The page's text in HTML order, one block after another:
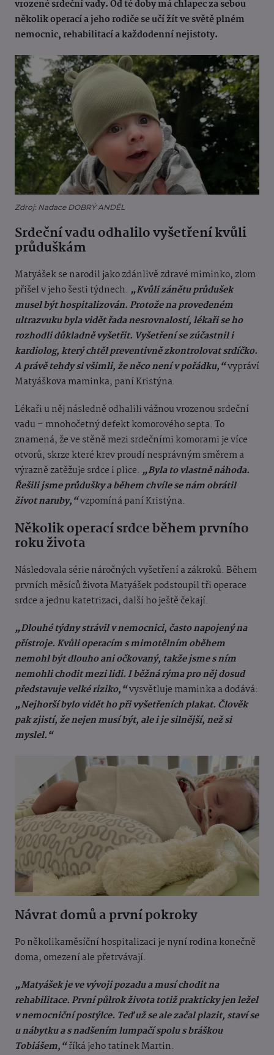
vrozené srdeční vady. Od té doby má chlapec za sebou
několik operací a jeho rodiče se učí žít ve světě plném
nemocnic, rehabilitací a každodenní nejistoty.
Zdroj: Nadace DOBRÝ ANDĚL
Srdeční vadu odhalilo vyšetření kvůli
průduškám
Matyášek se narodil jako zdánlivě zdravé miminko, zlom
přišel v jeho šesti týdnech. „Kvůli zánětu průdušek
musel být hospitalizován. Protože na provedeném
ultrazvuku byla vidět řada nesrovnalostí, lékaři se ho
rozhodli důkladně vyšetřit. Vyšetření se zúčastnil i
kardiolog, který chtěl preventivně zkontrolovat srdíčko.
A právě tehdy si všimli, že něco není v pořádku,“vypráví
Matyáškova maminka, paní Kristýna.
Lékaři u něj následně odhalili vážnou vrozenou srdeční
vadu – mnohočetný defekt komorového septa. To
znamená, že ve stěně mezi srdečními komorami je více
otvorů, skrze které krev proudí nesprávným směrem a
výrazně zatěžuje srdce i plíce. „Byla to vlastně náhoda.
Řešili jsme průdušky a během chvíle se nám obrátil
život naruby,“vzpomíná paní Kristýna.
Několik operací srdce během prvního
roku života
Následovala série náročných vyšetření a zákroků. Během
prvních měsíců života Matyášek podstoupil tři operace
srdce a jednu katetrizaci, další ho ještě čekají.
„Dlouhé týdny strávil v nemocnici, často napojený na
přístroje. Kvůli operacím s mimotělním oběhem
nemohl být dlouho ani očkovaný, takže jsme s ním
nemohli chodit mezi lidi. I běžná rýma pro něj dosud
představuje velké riziko,“vysvětluje maminka a dodává:
„Nejhorší bylo vidět ho při vyšetřeních plakat. Člověk
pak zjistí, že nejen musí být, ale i je silnější, než si
myslel.“
Návrat domů a první pokroky
Po několikaměsíční hospitalizaci je nyní rodina konečně
doma, omezení ale přetrvávají.
„Matyášek je ve vývoji pozadu a musí chodit na
rehabilitace. První půlrok života totiž prakticky jen ležel
v nemocniční postýlce. Teď už se ale začal plazit, staví se
u nábytku a s nadšením lumpačí spolu s bráškou
Tobiášem,“říká jeho tatínek Martin.